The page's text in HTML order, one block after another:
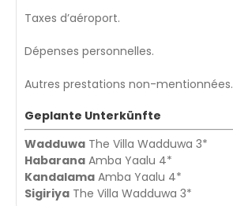
Taxes d’aéroport.
Dépenses personnelles.
Autres prestations non-mentionnées.
Geplante Unterkünfte
Wadduwa The Villa Wadduwa 3*
Habarana Amba Yaalu 4*
Kandalama Amba Yaalu 4*
Sigiriya The Villa Wadduwa 3*